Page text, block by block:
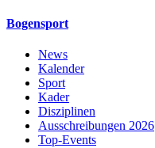
Bogensport
News
Kalender
Sport
Kader
Disziplinen
Ausschreibungen 2026
Top-Events